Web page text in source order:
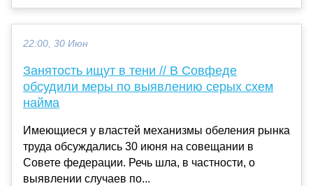
22:00, 30 Июн
Занятость ищут в тени // В Совфеде
обсудили меры по выявлению серых схем
найма
Имеющиеся у властей механизмы обеления рынка
труда обсуждались 30 июня на совещании в
Совете федерации. Речь шла, в частности, о
выявлении случаев по...